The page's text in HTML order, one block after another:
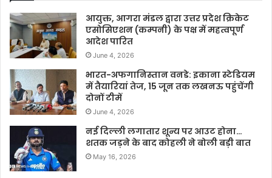
आयुक्त, आगरा मंडल द्वारा उत्तर प्रदेश क्रिकेट
एसोसिएशन (कम्पनी) के पक्ष में महत्वपूर्ण
आदेश पारित
June 4, 2026
भारत-अफगानिस्तान वनडे: इकाना स्टेडियम
में तैयारियां तेज, 15 जून तक लखनऊ पहुंचेंगी
दोनों टीमें
June 4, 2026
नई दिल्ली लगातार शून्य पर आउट होना…
शतक जड़ने के बाद कोहली ने बोली बड़ी बात
May 16, 2026